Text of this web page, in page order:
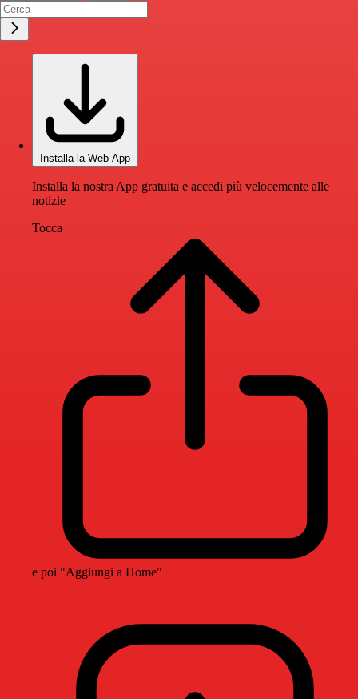
Installa la Web App
Installa la nostra App gratuita e accedi più velocemente alle
notizie
Tocca
e poi "Aggiungi a Home"